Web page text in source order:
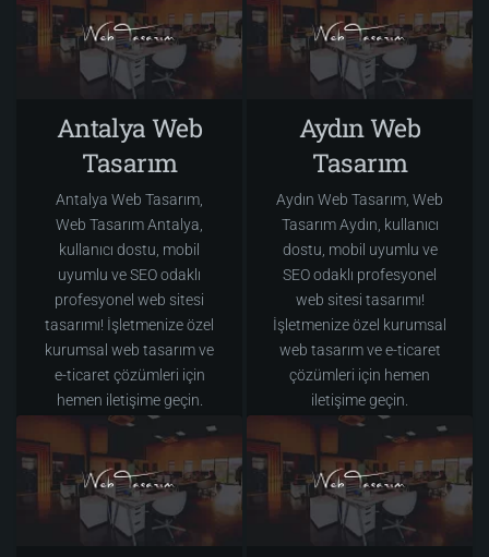
Antalya Web
Tasarım
Antalya Web Tasarım,
Web Tasarım Antalya,
kullanıcı dostu, mobil
uyumlu ve SEO odaklı
profesyonel web sitesi
tasarımı! İşletmenize özel
kurumsal web tasarım ve
e-ticaret çözümleri için
hemen iletişime geçin.
Aydın Web
Tasarım
Aydın Web Tasarım, Web
Tasarım Aydın, kullanıcı
dostu, mobil uyumlu ve
SEO odaklı profesyonel
web sitesi tasarımı!
İşletmenize özel kurumsal
web tasarım ve e-ticaret
çözümleri için hemen
iletişime geçin.